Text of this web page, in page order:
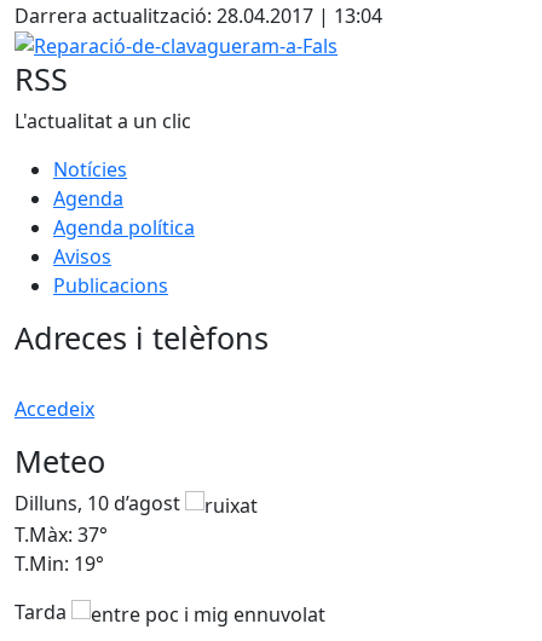
Darrera actualització: 28.04.2017 | 13:04
Reparació-de-clavagueram-a-Fals
RSS
L'actualitat a un clic
Notícies
Agenda
Agenda política
Avisos
Publicacions
Adreces i telèfons
Accedeix
Meteo
Dilluns, 10 d’agost
T.Màx: 37°
T.Min: 19°
Tarda